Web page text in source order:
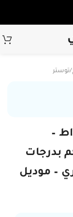
/توستر
مزدوجة 930 واط –
بدرجات
– موديل